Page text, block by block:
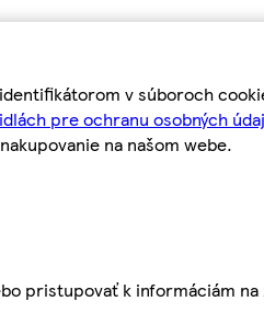
v súboroch
pre ochranu osobných
na našom webe.
pristupovať k informáciám na